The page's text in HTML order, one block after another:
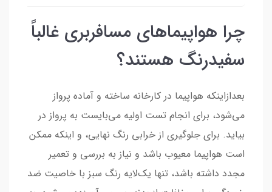
چرا هواپیماهای مسافربری غالباً
سفیدرنگ هستند؟
بعدازاینکه هواپیما در کارخانه ساخته و آماده پرواز
می‌شود، برای انجام تست اولیه می‌بایست به پرواز در
بیاید. برای جلوگیری از خرابی رنگ نهایی، و اینکه ممکن
است هواپیما معیوب باشد و نیاز به بررسی و تعمیر
مجدد داشته باشد، تنها یک‌لایه رنگ سبز با خاصیت ضد